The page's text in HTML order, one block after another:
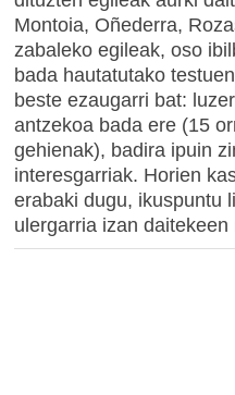
Montoia, Oñederra,
zabaleko egileak, oso
bada hautatutako
beste ezaugarri bat:
antzekoa bada ere (15
gehienak), badira ipuin
interesgarriak. Horien
erabaki dugu, ikuspuntu
ulergarria izan